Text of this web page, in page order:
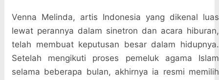
Venna Melinda, artis Indonesia yang dikenal luas
lewat perannya dalam sinetron dan acara hiburan,
telah membuat keputusan besar dalam hidupnya.
Setelah mengikuti proses pemeluk agama Islam
selama beberapa bulan, akhirnya ia resmi memilih